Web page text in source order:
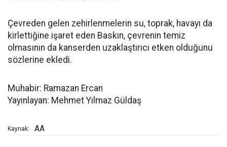
Çevreden gelen zehirlenmelerin su, toprak, havayı da
kirlettiğine işaret eden Baskın, çevrenin temiz
olmasının da kanserden uzaklaştırıcı etken olduğunu
sözlerine ekledi.
Muhabir: Ramazan Ercan
Yayınlayan: Mehmet Yılmaz Güldaş
Kaynak: AA